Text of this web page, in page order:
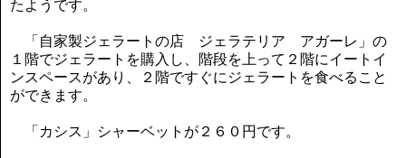
たようです。
「自家製ジェラートの店 ジェラテリア アガーレ」の
１階でジェラートを購入し、階段を上って２階にイートイ
ンスペースがあり、２階ですぐにジェラートを食べること
ができます。
「カシス」シャーベットが２６０円です。